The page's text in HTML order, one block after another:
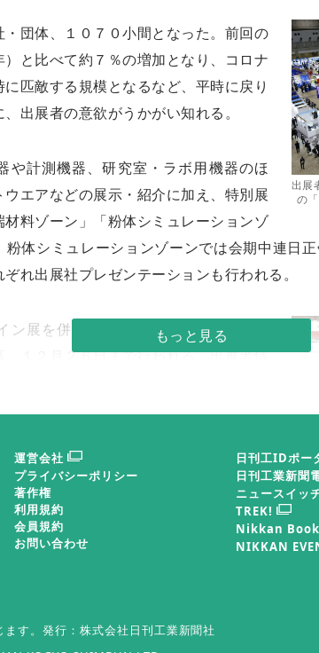
出展
の
団体、１０７０小間となった。前回の
と比べて約７％の増加となり、コロナ
匹敵する規模となるなど、平時に戻り
出展者の意欲がうかがい知れる。
や計測機器、研究室・ラボ用機器のほ
エアなどの展示・紹介に加え、特別展
料ゾーン」「粉体シミュレーションゾ
粉体シミュレーションゾーンでは会期中連日
れ出展社プレゼンテーションも行われる。
コロ
路を
展を併設するハイブリッド方式を採
、１２月２６日まで行われる。出展者情
る。このほかＰＯＷＴＥＸの大きな特
も注目を集めそうだ。
２４の歩き方」（１０時ー１０時４０分と１
運営会社
プライバシーポリシー
著作権
利用規約
会員規約
お問い合わせ
日刊工IDポー
日刊工業新聞
ニュースイッ
TREK!
Nikkan
NIKKAN
す。 発行：株式会社日刊工業新聞社